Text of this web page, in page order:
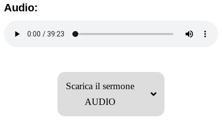
Audio:
Scarica il sermone
AUDIO